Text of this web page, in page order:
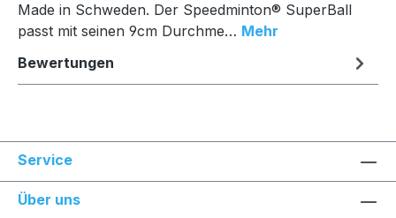
Made in Schweden. Der Speedminton® SuperBall
passt mit seinen 9cm Durchme… Mehr
Bewertungen
Service
Über uns